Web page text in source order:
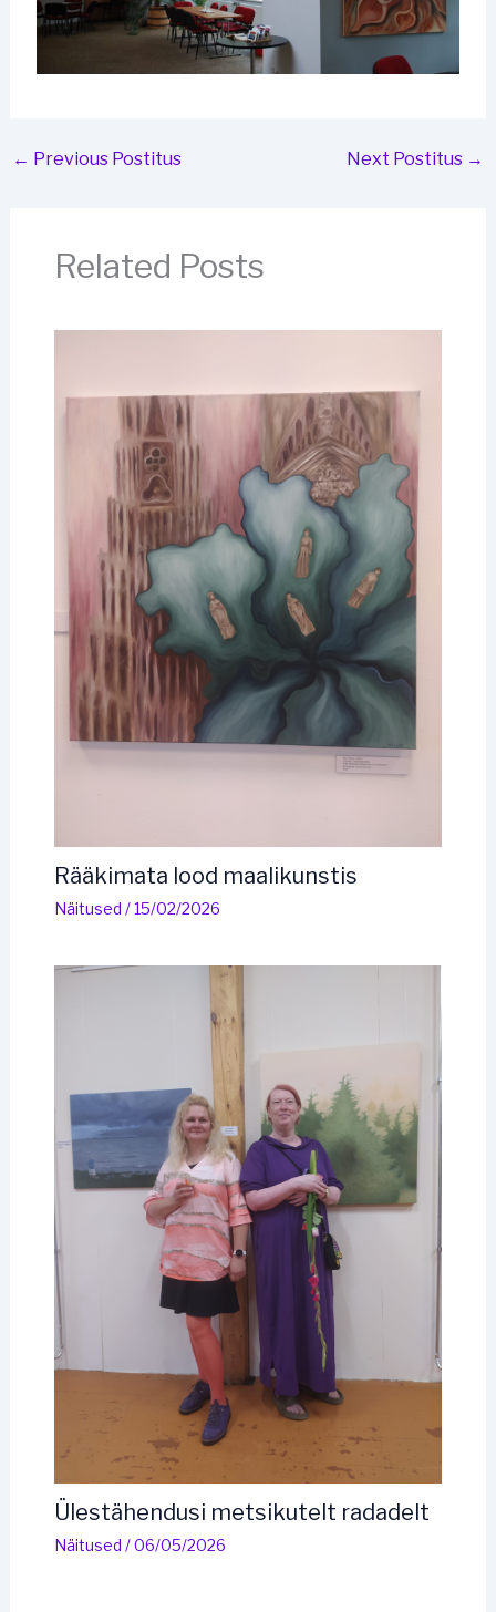
← Previous Postitus Next Postitus →
Related Posts
Rääkimata lood maalikunstis
Näitused /15/02/2026
Ülestähendusi metsikutelt radadelt
Näitused /06/05/2026